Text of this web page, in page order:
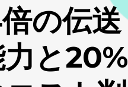
の伝送
と20%